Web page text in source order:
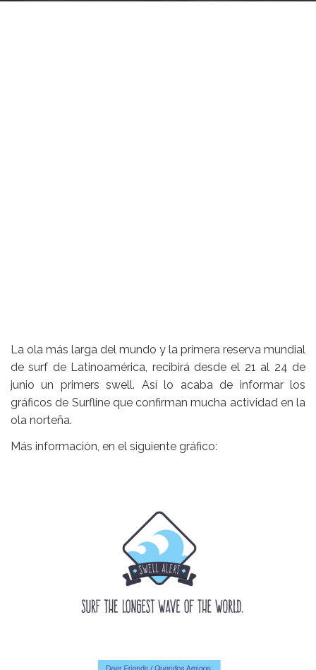
La ola más larga del mundo y la primera reserva mundial
de surf de Latinoamérica, recibirá desde el 21 al 24 de
junio un primers swell. Así lo acaba de informar los
gráficos de Surfline que confirman mucha actividad en la
ola norteña.
Más información, en el siguiente gráfico: